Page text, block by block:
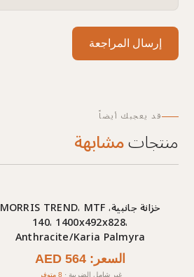
إرسال المراجعة
قد يعجبك أيضاً
منتجاتمشابهة
خزانة جانبية، MORRIS TREND، MTF
140، 1400x492x828،
Anthracite/Karia Palmyra
السعر: AED 564
غير شامل الضريبة · 8 متوفر